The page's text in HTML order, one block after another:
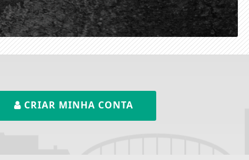
CRIAR MINHA CONTA